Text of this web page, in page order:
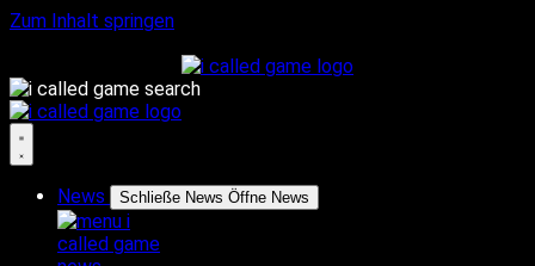
Zum Inhalt springen
News Schließe News Öffne News